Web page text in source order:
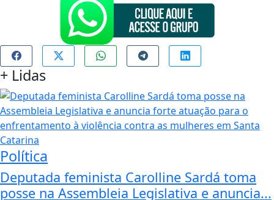
+ Lidas
Política
Deputada feminista Carolline Sardá toma
posse na Assembleia Legislativa e anuncia...